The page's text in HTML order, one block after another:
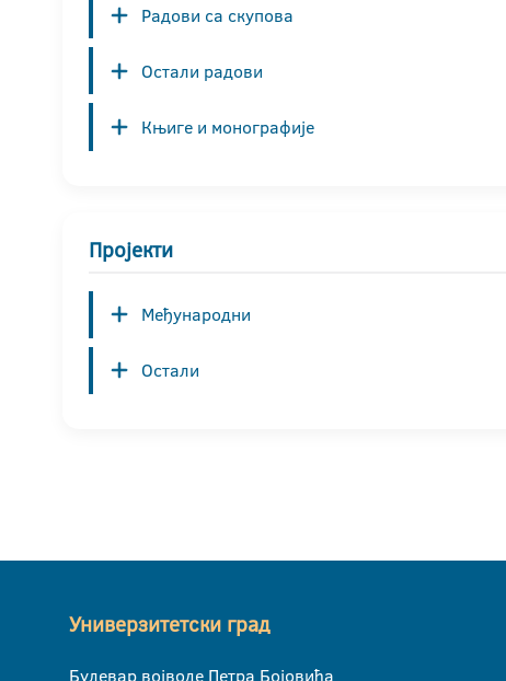
Радови са скупова
Остали радови
Књиге и монографије
Пројекти
Међународни
Остали
Универзитетски град
Булевар војводе Петра Бојовића